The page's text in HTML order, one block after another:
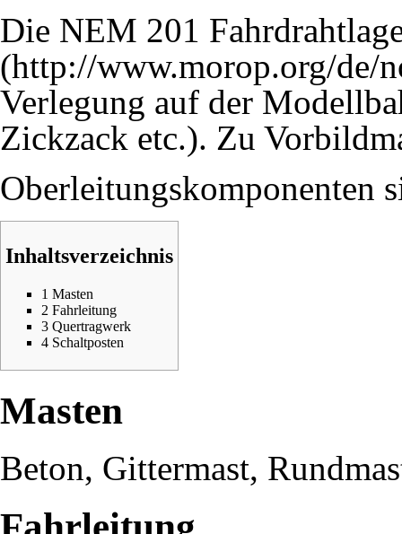
Die NEM 201
Verlegung auf der
Zickzack etc.). Zu
Oberleitungskomponenten
Inhaltsverzeichnis
1 Masten
2 Fahrleitung
3 Quertragwerk
4 Schaltposten
Masten
Beton, Gittermast,